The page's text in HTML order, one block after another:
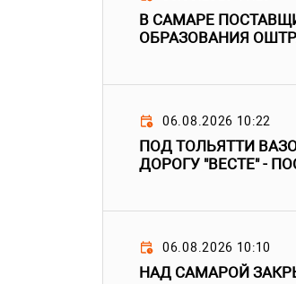
В САМАРЕ
ОБРАЗОВАНИЯ
06.08.2026 10:22
ПОД ТОЛЬЯТТИ
ДОРОГУ "ВЕСТЕ" -
06.08.2026 10:10
НАД САМАРОЙ